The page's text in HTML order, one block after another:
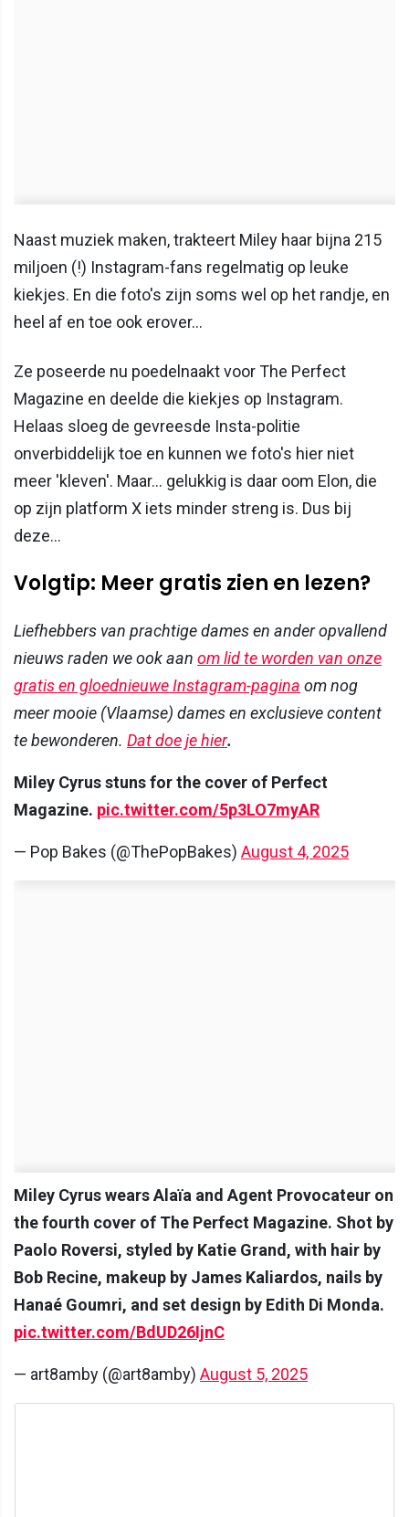
Naast muziek maken, trakteert Miley haar bijna 215
miljoen (!) Instagram-fans regelmatig op leuke
kiekjes. En die foto's zijn soms wel op het randje, en
heel af en toe ook erover...
Ze poseerde nu poedelnaakt voor The Perfect
Magazine en deelde die kiekjes op Instagram.
Helaas sloeg de gevreesde Insta-politie
onverbiddelijk toe en kunnen we foto's hier niet
meer 'kleven'. Maar... gelukkig is daar oom Elon, die
op zijn platform X iets minder streng is. Dus bij
deze...
Volgtip: Meer gratis zien en lezen?
Liefhebbers van prachtige dames en ander opvallend
nieuws raden we ook aan om lid te worden van onze
gratis en gloednieuwe Instagram-pagina om nog
meer mooie (Vlaamse) dames en exclusieve content
te bewonderen. Dat doe je hier.
Miley Cyrus stuns for the cover of Perfect
Magazine. pic.twitter.com/5p3LO7myAR
— Pop Bakes (@ThePopBakes) August 4, 2025
Miley Cyrus wears Alaïa and Agent Provocateur on
the fourth cover of The Perfect Magazine. Shot by
Paolo Roversi, styled by Katie Grand, with hair by
Bob Recine, makeup by James Kaliardos, nails by
Hanaé Goumri, and set design by Edith Di Monda.
pic.twitter.com/BdUD26IjnC
— art8amby (@art8amby) August 5, 2025